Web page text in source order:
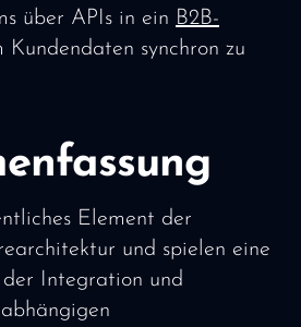
über APIs in ein B2B-
Kundendaten synchron zu
Element der
und spielen eine
Integration und